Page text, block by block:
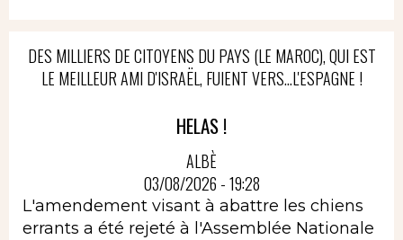
DES MILLIERS DE CITOYENS DU PAYS (LE MAROC), QUI EST
LE MEILLEUR AMI D'ISRAËL, FUIENT VERS...L'ESPAGNE !
HELAS !
ALBÈ
03/08/2026 - 19:28
L'amendement visant à abattre les chiens
errants a été rejeté à l'Assemblée Nationale